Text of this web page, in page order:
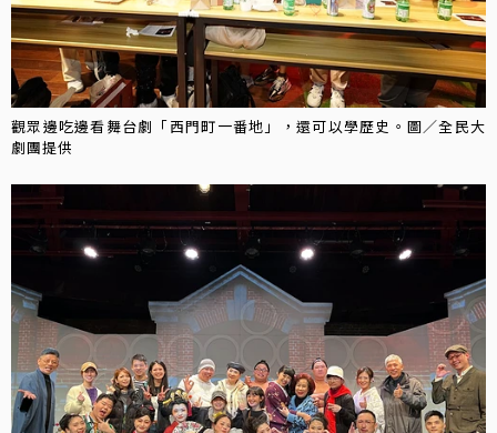
觀眾邊吃邊看舞台劇「西門町一番地」，還可以學歷史。圖／全民大
劇團提供